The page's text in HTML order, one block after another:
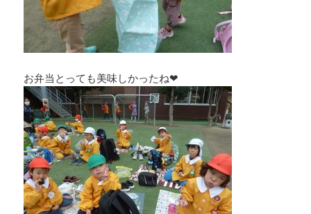
お弁当とっても美味しかったね❤